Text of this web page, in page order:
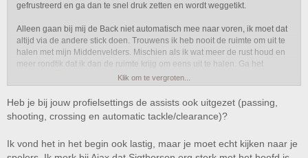
gefrustreerd en ga dan te snel druk zetten en wordt weggetikt.
Alleen gaan bij mij de Back niet automatisch mee naar voren, ik moet dat
altijd via de andere stick doen. Trouwens ik heb nooit de ruimte om uit te
halen met mijn Middenvelders. Mischien als ik wat meer de rust houd en
meer rondtik dat ik dan de ruimte krijg om eens uit te halen. Ga het
Klik om te vergroten...
Heb je bij jouw profielsettings de assists ook uitgezet (passing,
shooting, crossing en automatic tackle/clearance)?
Ik vond het in het begin ook lastig, maar je moet echt kijken naar je